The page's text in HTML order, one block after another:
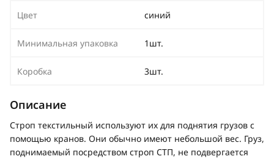
Цвет синий
Минимальная упаковка 1шт.
Коробка 3шт.
Описание
Строп текстильный используют их для поднятия грузов с
помощью кранов. Они обычно имеют небольшой вес. Груз,
поднимаемый посредством строп СТП, не подвергается